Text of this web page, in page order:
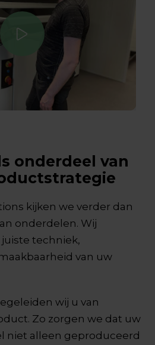
onderdeel van
kijken we verder dan
onderdelen. Wij
techniek,
van uw
wij u van
Zo zorgen we dat uw
niet alleen geproduceerd